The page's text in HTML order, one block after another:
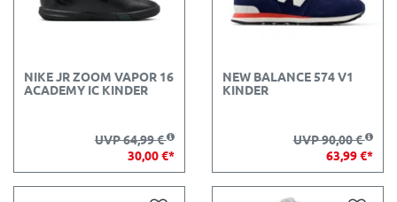
NIKE JR ZOOM VAPOR 16
ACADEMY IC KINDER
UVP 64,99 €
30,00 €*
NEW BALANCE 574 V1
KINDER
UVP 90,00 €
63,99 €*